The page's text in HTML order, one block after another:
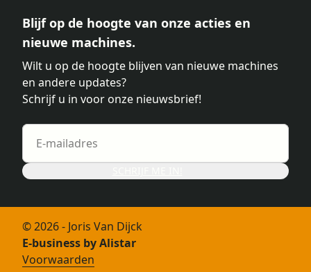
Blijf op de hoogte van onze acties en
nieuwe machines.
Wilt u op de hoogte blijven van nieuwe machines
en andere updates?
Schrijf u in voor onze nieuwsbrief!
© 2026 - Joris Van Dijck
E-business by Alistar
Voorwaarden